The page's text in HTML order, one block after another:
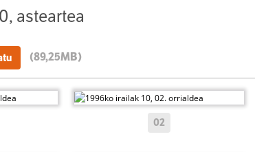
asteartea
(89,25MB)
02